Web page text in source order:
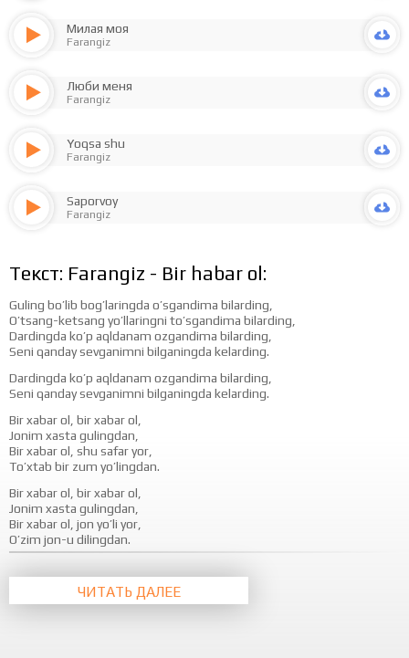
Милая моя
Farangiz
Люби меня
Farangiz
Yoqsa shu
Farangiz
Saporvoy
Farangiz
Текст: Farangiz - Bir habar ol:
Guling bo’lib bog’laringda o’sgandima bilarding,
O’tsang-ketsang yo’llaringni to’sgandima bilarding,
Dardingda ko’p aqldanam ozgandima bilarding,
Seni qanday sevganimni bilganingda kelarding.
Dardingda ko’p aqldanam ozgandima bilarding,
Seni qanday sevganimni bilganingda kelarding.
Bir xabar ol, bir xabar ol,
Jonim xasta gulingdan,
Bir xabar ol, shu safar yor,
To’xtab bir zum yo’lingdan.
Bir xabar ol, bir xabar ol,
Jonim xasta gulingdan,
Bir xabar ol, jon yo’li yor,
O’zim jon-u dilingdan.
Ko’rmasmiya xay yay yay.
Bir gapingda yarim ko’nglim,
ЧИТАТЬ ДАЛЕЕ